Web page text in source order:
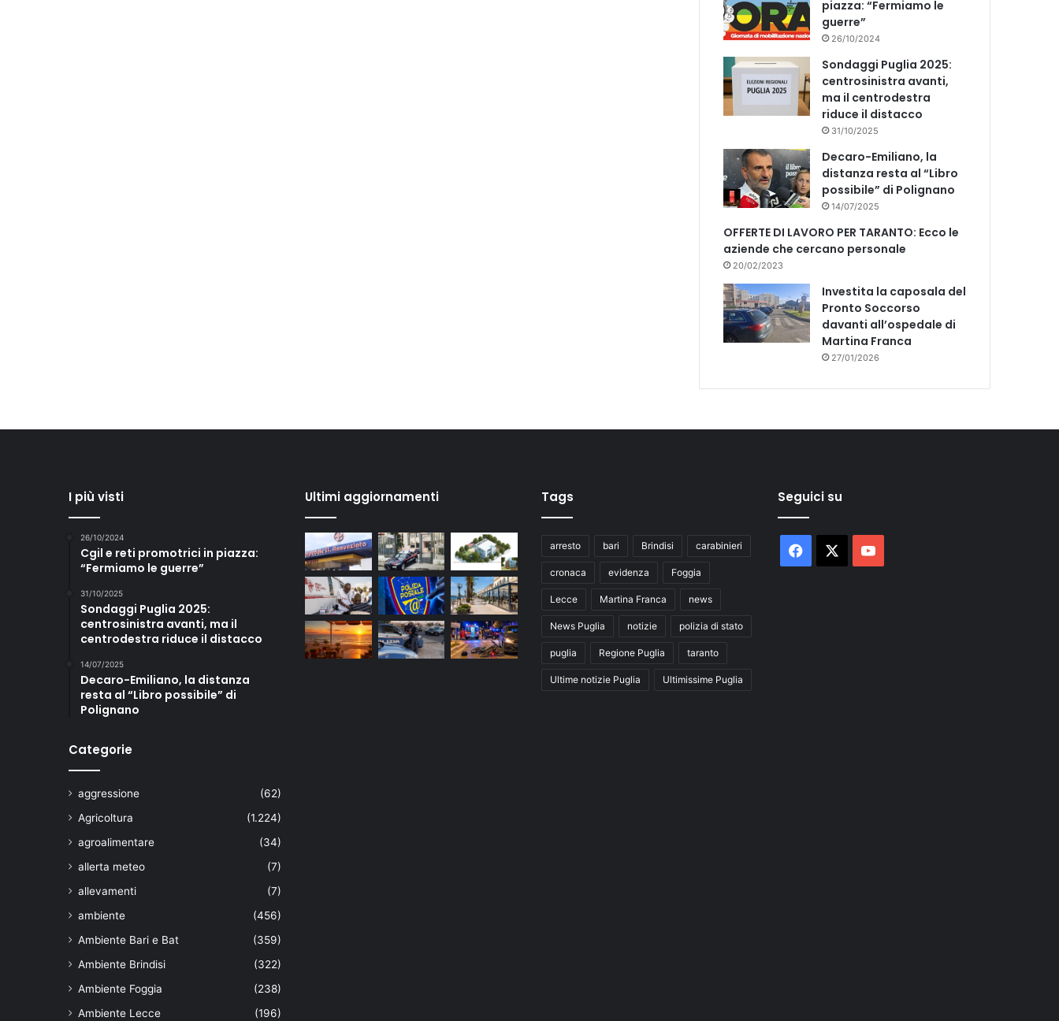
piazza: “Fermiamo le
guerre”
26/10/2024
Sondaggi Puglia 2025:
centrosinistra avanti,
ma il centrodestra
riduce il distacco
31/10/2025
Decaro-Emiliano, la
distanza resta al “Libro
possibile” di Polignano
14/07/2025
OFFERTE DI LAVORO PER TARANTO: Ecco le
aziende che cercano personale
20/02/2023
Investita la caposala del
Pronto Soccorso
davanti all’ospedale di
Martina Franca
27/01/2026
I più visti
26/10/2024
Cgil e reti promotrici in piazza:
“Fermiamo le guerre”
31/10/2025
Sondaggi Puglia 2025:
centrosinistra avanti, ma il
centrodestra riduce il distacco
14/07/2025
Decaro-Emiliano, la distanza
resta al “Libro possibile” di
Polignano
Categorie
aggressione
(62)
Agricoltura
(1.224)
agroalimentare
(34)
allerta meteo
(7)
allevamenti
(7)
ambiente
(456)
Ambiente Bari e Bat
(359)
Ambiente Brindisi
(322)
Ambiente Foggia
(238)
Ambiente Lecce
(196)
Ultimi aggiornamenti Tags
arresto bari Brindisi carabinieri
cronaca evidenza Foggia
Lecce Martina Franca news
News Puglia notizie polizia di stato
puglia Regione Puglia taranto
Ultime notizie Puglia Ultimissime Puglia
Seguici su
Facebook